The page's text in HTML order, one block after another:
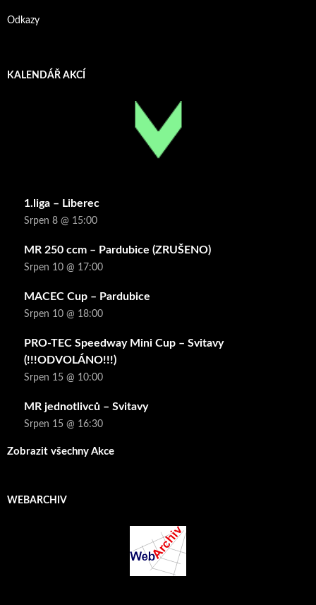
Odkazy
KALENDÁŘ AKCÍ
1.liga – Liberec
Srpen 8 @ 15:00
MR 250 ccm – Pardubice (ZRUŠENO)
Srpen 10 @ 17:00
MACEC Cup – Pardubice
Srpen 10 @ 18:00
PRO-TEC Speedway Mini Cup – Svitavy
(!!!ODVOLÁNO!!!)
Srpen 15 @ 10:00
MR jednotlivců – Svitavy
Srpen 15 @ 16:30
Zobrazit všechny Akce
WEBARCHIV